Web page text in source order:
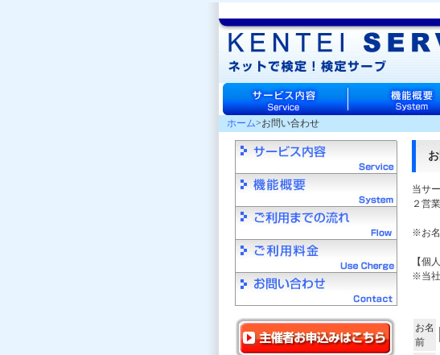
ホーム>お問い合わせ
当サ
２営
※お名
【個
※当社
お名
前